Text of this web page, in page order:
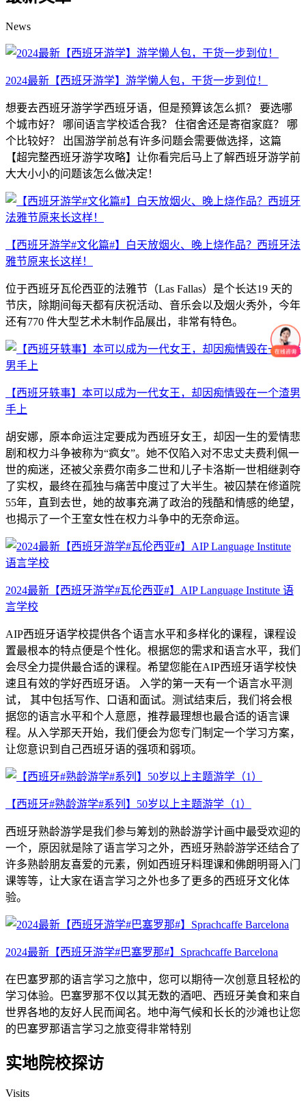
News
2024最新【西班牙游学】游学懒人包，干货一步到位！
想要去西班牙游学学西班牙语，但是预算该怎么抓？ 要选哪
个城市好？ 哪间语言学校适合我？ 住宿舍还是寄宿家庭？ 哪
个比较好？ 出国游学前总有许多问题会需要做选择，这篇
【超完整西班牙游学攻略】让你看完后马上了解西班牙游学前
大大小小的问题该怎么做决定！
【西班牙游学#文化篇#】白天放烟火、晚上烧作品？西班牙法
雅节原来长这样！
位于西班牙瓦伦西亚的法雅节（Las Fallas）是个长达19 天的
节庆，除期间每天都有庆祝活动、音乐会以及烟火秀外，今年
还有770 件大型艺术木制作品展出，非常有特色。
【西班牙轶事】本可以成为一代女王，却因痴情毁在一个渣男
手上
胡安娜，原本命运注定要成为西班牙女王，却因一生的爱情悲
剧和权力斗争被称为“疯女”。她不仅陷入对不忠丈夫费利佩一
世的痴迷，还被父亲费尔南多二世和儿子卡洛斯一世相继剥夺
了实权，最终在孤独与痛苦中度过了大半生。被囚禁在修道院
55年，直到去世，她的故事充满了政治的残酷和情感的绝望，
也揭示了一个王室女性在权力斗争中的无奈命运。
2024最新【西班牙游学#瓦伦西亚#】AIP Language Institute 语
言学校
AIP西班牙语学校提供各个语言水平和多样化的课程，课程设
置最根本的特点便是个性化。根据您的需求和语言水平，我们
会尽全力提供最合适的课程。希望您能在AIP西班牙语学校快
速且有效的学好西班牙语。 入学的第一天有一个语言水平测
试， 其中包括写作、口语和面试。测试结束后，我们将会根
据您的语言水平和个人意愿，推荐最理想也最合适的语言课
程。从入学那天开始，我们便会为您专门制定一个学习方案，
让您意识到自己西班牙语的强项和弱项。
【西班牙#熟龄游学#系列】50岁以上主题游学（1）
西班牙熟龄游学是我们参与筹划的熟龄游学计画中最受欢迎的
一个，原因就是除了语言学习之外，西班牙熟龄游学还结合了
许多熟龄朋友喜爱的元素，例如西班牙料理课和佛朗明哥入门
课等等，让大家在语言学习之外也多了更多的西班牙文化体
验。
2024最新【西班牙游学#巴塞罗那#】Sprachcaffe Barcelona
在巴塞罗那的语言学习之旅中，您可以期待一次创意且轻松的
学习体验。巴塞罗那不仅以其无数的酒吧、西班牙美食和来自
世界各地的友好人民而闻名。地中海气候和长长的沙滩也让您
的巴塞罗那语言学习之旅变得非常特别
实地院校探访
Visits